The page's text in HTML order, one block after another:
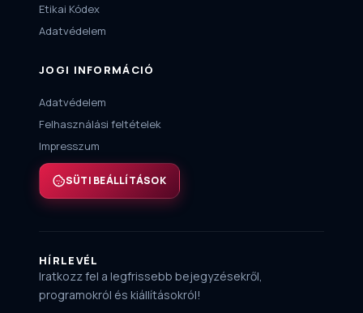
Etikai Kódex
Adatvédelem
JOGI INFORMÁCIÓ
Adatvédelem
Felhasználási feltételek
Impresszum
SÜTI BEÁLLÍTÁSOK
HÍRLEVÉL
Iratkozz fel a legfrissebb bejegyzésekről,
programokról és kiállításokról!